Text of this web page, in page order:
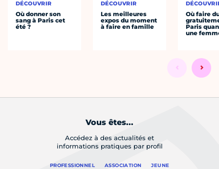
DÉCOUVRIR
Où donner son
sang à Paris cet
été ?
DÉCOUVRIR
Les meilleures
expos du moment
à faire en famille
Où faire
Paris
une
Vous êtes...
Accédez à des actualités et
informations pratiques par profil
PROFESSIONNEL ASSOCIATION JEUNE